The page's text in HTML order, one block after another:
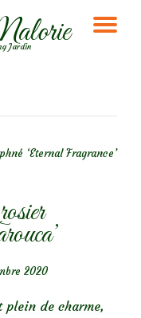
Jardin
‘Eternal Fragrance’
2020
plein de charme,